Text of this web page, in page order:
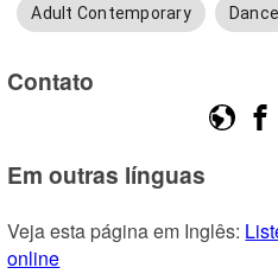
Adult Contemporary Dance
Contato
Em outras línguas
Veja esta página em Inglês:
online